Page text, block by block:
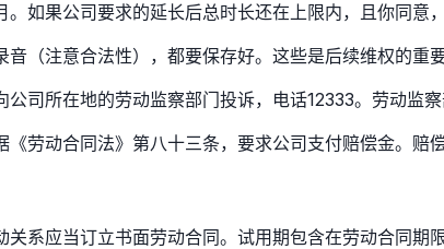
如果公司要求的延长后总时长还在上限内，且你同意
（注意合法性），都要保存好。这些是后续维权的重要
司所在地的劳动监察部门投诉，电话12333。劳动监察
劳动合同法》第八十三条，要求公司支付赔偿金。赔
系应当订立书面劳动合同。试用期包含在劳动合同期